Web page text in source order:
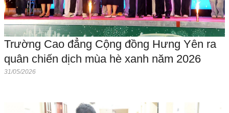
Trường Cao đẳng Cộng đồng Hưng Yên ra
quân chiến dịch mùa hè xanh năm 2026
31/05/2026